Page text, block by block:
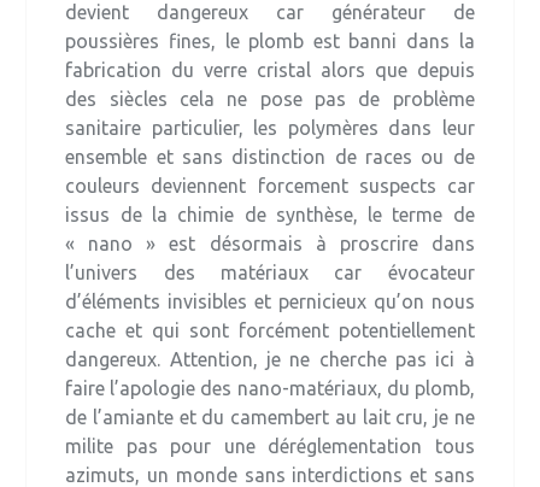
devient dangereux car générateur de
poussières fines, le plomb est banni dans la
fabrication du verre cristal alors que depuis
des siècles cela ne pose pas de problème
sanitaire particulier, les polymères dans leur
ensemble et sans distinction de races ou de
couleurs deviennent forcement suspects car
issus de la chimie de synthèse, le terme de
« nano » est désormais à proscrire dans
l’univers des matériaux car évocateur
d’éléments invisibles et pernicieux qu’on nous
cache et qui sont forcément potentiellement
dangereux. Attention, je ne cherche pas ici à
faire l’apologie des nano-matériaux, du plomb,
de l’amiante et du camembert au lait cru, je ne
milite pas pour une déréglementation tous
azimuts, un monde sans interdictions et sans